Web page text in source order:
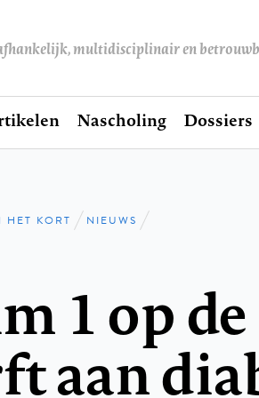
multidisciplinair en
Nascholing Dossiers
HET KORT NIEUWS
1 op
aan